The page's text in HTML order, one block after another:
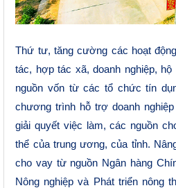
Thứ tư, tăng cường các hoạt
tác, hợp tác xã, doanh nghiệp, hộ
nguồn vốn từ các tổ chức tín
chương trình hỗ trợ doanh
giải quyết việc làm, các nguồn
thể của trung ương, của tỉnh.
cho vay từ nguồn Ngân hàng
Nông nghiệp và Phát triển nông